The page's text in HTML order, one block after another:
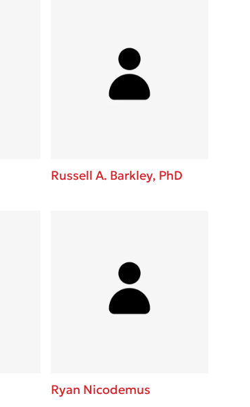
Russell A. Barkley, PhD
Ryan Nicodemus